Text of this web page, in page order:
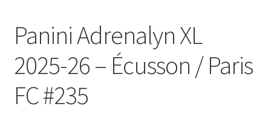
Panini Adrenalyn XL
2025-26 – Écusson / Paris
FC #235